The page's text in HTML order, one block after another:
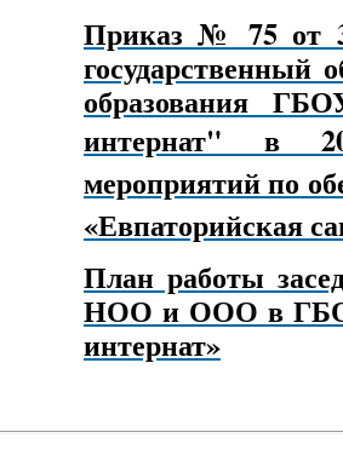
Приказ № 75 от
государственный
образования
интернат" в
мероприятий по
«Евпаторийская
План работы
НОО и ООО в
интернат»